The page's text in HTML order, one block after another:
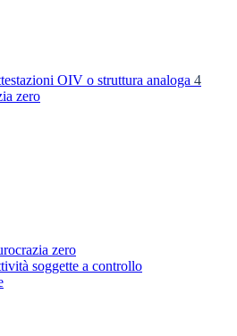
OIV o struttura analoga 4
zero
zero
soggette a controllo